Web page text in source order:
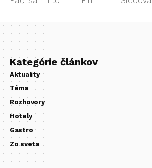
Kategórie článkov
Aktuality
Téma
Rozhovory
Hotely
Gastro
Zo sveta